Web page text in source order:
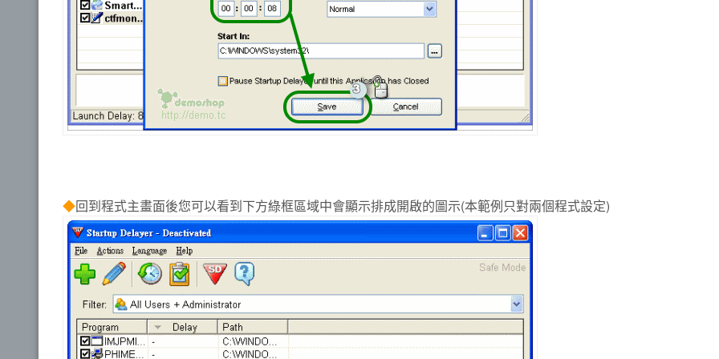
◆回到程式主畫面後您可以看到下方綠框區域中會顯示排成開啟的圖示(本範例只對兩個程式設定)